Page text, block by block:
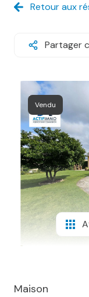
estimation
nos
biens
vendus
contact
Retour aux
Partager
Vendu
Maison